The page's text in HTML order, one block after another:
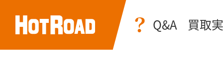
Q&A 買取